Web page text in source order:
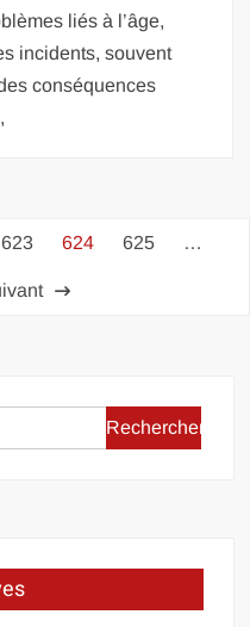
liés à l’âge,
incidents, souvent
conséquences
623 624 625 …
Rechercher :